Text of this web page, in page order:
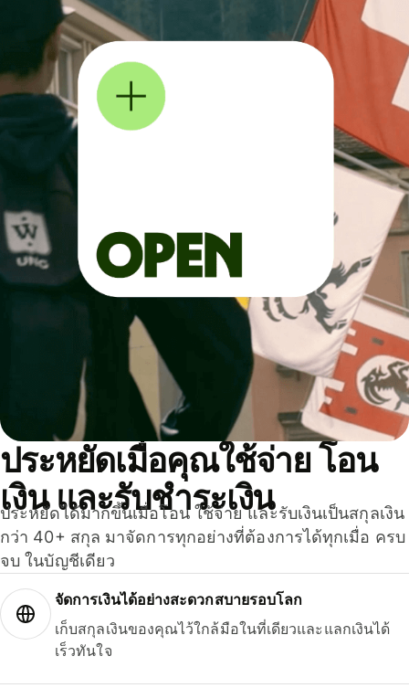
ประหยัดเมื่อคุณใช้จ่าย โอน
เงิน และรับชำระเงิน
ประหยัดได้มากขึ้นเมื่อโอน ใช้จ่าย และรับเงินเป็นสกุลเงิน
กว่า 40+ สกุล มาจัดการทุกอย่างที่ต้องการได้ทุกเมื่อ ครบ
จบ ในบัญชีเดียว
จัดการเงินได้อย่างสะดวกสบายรอบโลก
เก็บสกุลเงินของคุณไว้ใกล้มือในที่เดียวและแลกเงินได้
เร็วทันใจ